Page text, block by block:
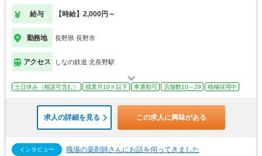
あり
給与 【時給】2,000円～
勤務地 長野県 長野市
アクセス しなの鉄道 北長野駅
土日休み（相談可含む） 残業月10ｈ以下 車通勤可 店舗数10～29 積極採用中
求人の詳細を見る この求人に興味がある
インタビュー 職場の薬剤師さんにお話を伺ってきました